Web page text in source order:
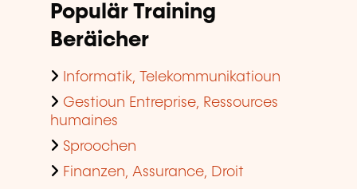
Populär Training
Beräicher
Informatik, Telekommunikatioun
Gestioun Entreprise, Ressources
humaines
Sproochen
Finanzen, Assurance, Droit